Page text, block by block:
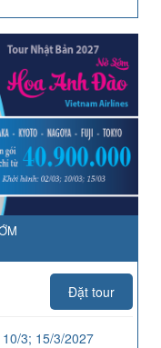
Đặt tour
3; 15/3/2027